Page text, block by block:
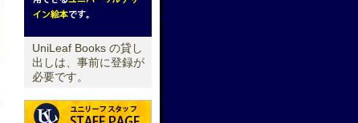
UniLeaf Books の貸し
出しは、事前に登録が
必要です。